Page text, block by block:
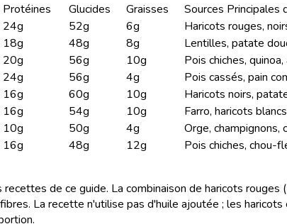
Protéines Glucides Graisses
Sources Principales
24g 52g 6g
Haricots rouges,
18g 48g 8g
Lentilles, patate
20g 56g 10g
Pois chiches,
24g 56g 4g
Pois cassés, pain
16g 60g 10g
Haricots noirs,
16g 54g 10g
Farro, haricots
10g 50g 4g
Orge, champignons,
16g 48g 12g
Pois chiches, chou-
de ce guide. La combinaison de haricots rouges
La recette n'utilise pas d'huile ajoutée ; les